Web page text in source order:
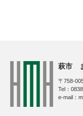
萩市
〒758-
Tel：
e-mail：